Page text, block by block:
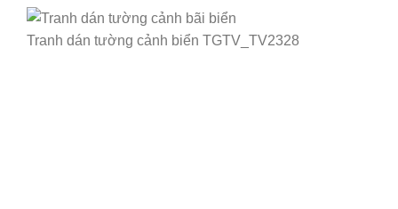
Tranh dán tường cảnh biển TGTV_TV2328